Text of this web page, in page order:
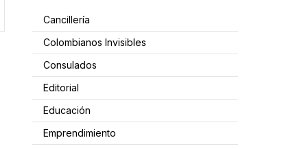
Cancillería
Colombianos Invisibles
Consulados
Editorial
Educación
Emprendimiento